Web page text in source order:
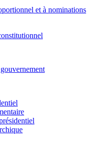
et à nominations